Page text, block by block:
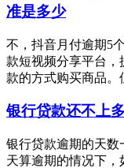
准是多少
不，抖音月付逾期5
款短视频分享平台，
款的方式购买商品。
银行贷款还不上
银行贷款逾期的天数
天算逾期的情况下，